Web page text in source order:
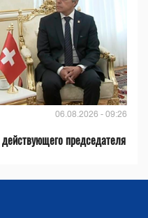
06.08.2026 - 09:26
председателя